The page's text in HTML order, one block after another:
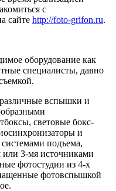
с
сайте http://foto-grifon.ru.
оборудование как
специалисты, давно
вспышки и
световые бокс-
и
подъема,
или 3-мя источниками
фотостудии из 4-х
фотовспышкой